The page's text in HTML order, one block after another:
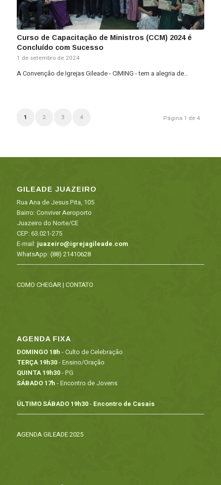
Curso de Capacitação de Ministros (CCM) 2024 é
Concluído com Sucesso
1 de setembro de 2024
A Convenção de Igrejas Gileade - CIMING - tem a alegria de…
Página 1 de 4
1 2 3 4
GILEADE JUAZEIRO
Rua Ana de Jesus Pita, 105
Bairro: Conviver Aeroporto
Juazeiro do Norte/CE
CEP: 63.021-275
E-mail: juazeiro@igrejagileade.com
WhatsApp:(88) 21410628
COMO CHEGAR| CONTATO
AGENDA FIXA
DOMINGO 18h - Culto de Celebração
TERÇA 19h30- Ensino/Oração
QUINTA 19h30- PG
SÁBADO 17h - Encontro de Jovens
ÚLTIMO SÁBADO 19h30- Encontro de Casais
AGENDA GILEADE 2025